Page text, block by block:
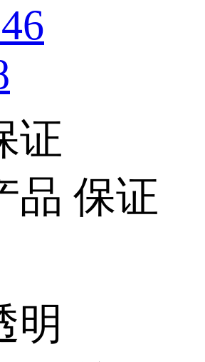
证
品 保证
明